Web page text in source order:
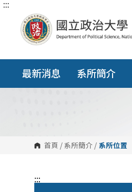
跳
塊
:::
最新消息 系所簡介
首頁 / 系所簡介 / 系所位置
:::